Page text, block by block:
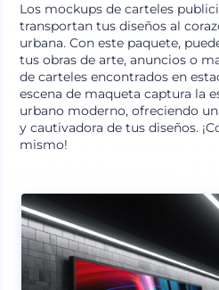
Los mockups de carteles
transportan tus diseños al
urbana. Con este paquete,
tus obras de arte, anuncios o
de carteles encontrados en
escena de maqueta captura la
urbano moderno, ofreciendo
y cautivadora de tus diseños.
mismo!